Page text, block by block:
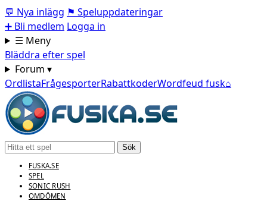
💬 Nya inlägg ⚑ Speluppdateringar
➕ Bli medlem Logga in
☰ Meny
Bläddra efter spel
Forum ▾
OrdlistaFrågesporterRabattkoderWordfeud fusk⌂
Sök
FUSKA.SE
SPEL
SONIC RUSH
OMDÖMEN